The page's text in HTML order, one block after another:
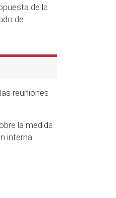
de la
de
reuniones
la medida
interna.